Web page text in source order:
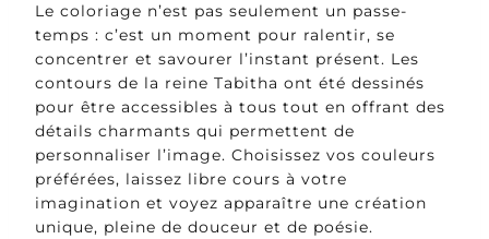
Le coloriage n’est pas seulement un passe-
temps : c’est un moment pour ralentir, se
concentrer et savourer l’instant présent. Les
contours de la reine Tabitha ont été dessinés
pour être accessibles à tous tout en offrant des
détails charmants qui permettent de
personnaliser l’image. Choisissez vos couleurs
préférées, laissez libre cours à votre
imagination et voyez apparaître une création
unique, pleine de douceur et de poésie.